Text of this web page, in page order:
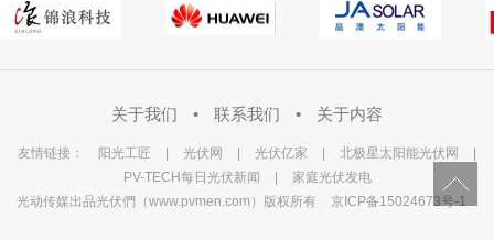
关于我们 • 联系我们 • 关于内容
友情链接： 阳光工匠 光伏网 光伏亿家 北极星太阳能光伏网
PV-TECH每日光伏新闻
家庭光伏发电
光动传媒出品光伏們（www.pvmen.com）版权所有
京ICP备15024673号-1